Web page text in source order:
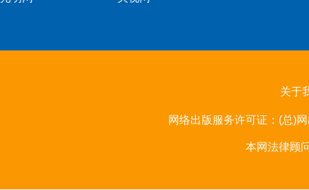
关于
网络出版服务许可证：(总)
本网法律顾